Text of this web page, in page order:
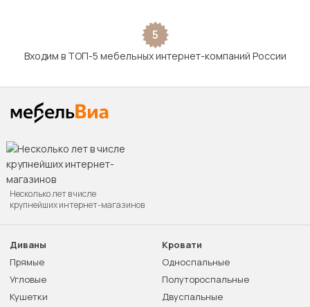
5
Входим в ТОП-5 мебельных интернет-компаний России
Несколько лет в числе
крупнейших интернет-магазинов
Диваны
Прямые
Угловые
Кушетки
Кровати
Односпальные
Полутороспальные
Двуспальные